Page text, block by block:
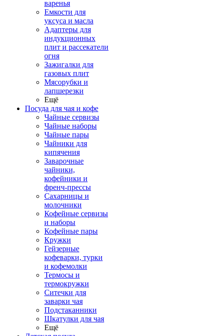
варенья
Емкости для
уксуса и масла
Адаптеры для
индукционных
плит и рассекатели
огня
Зажигалки для
газовых плит
Мясорубки и
лапшерезки
Ещё
Посуда для чая и кофе
Чайные сервизы
Чайные наборы
Чайные пары
Чайники для
кипячения
Заварочные
чайники,
кофейники и
френч-прессы
Сахарницы и
молочники
Кофейные сервизы
и наборы
Кофейные пары
Кружки
Гейзерные
кофеварки, турки
и кофемолки
Термосы и
термокружки
Ситечки для
заварки чая
Подстаканники
Шкатулки для чая
Ещё